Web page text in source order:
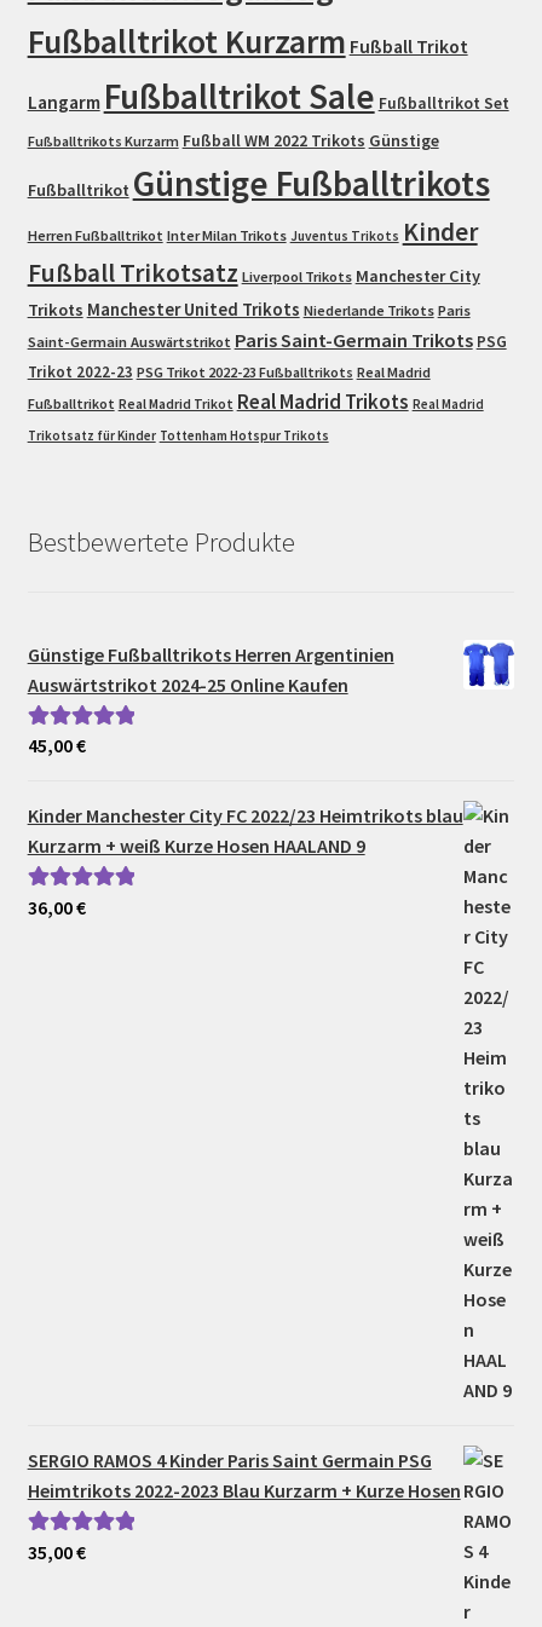
Fußballtrikot Kurzarm Fußball Trikot
Langarm Fußballtrikot Sale Fußballtrikot Set
Fußballtrikots Kurzarm Fußball WM 2022 Trikots Günstige
Fußballtrikot Günstige Fußballtrikots
Herren Fußballtrikot Inter Milan Trikots Juventus Trikots Kinder
Fußball Trikotsatz Liverpool Trikots Manchester City
Trikots Manchester United Trikots Niederlande Trikots Paris
Saint-Germain Auswärtstrikot Paris Saint-Germain Trikots PSG
Trikot 2022-23 PSG Trikot 2022-23 Fußballtrikots Real Madrid
Fußballtrikot Real Madrid Trikot Real Madrid Trikots Real Madrid
Trikotsatz für Kinder Tottenham Hotspur Trikots
Bestbewertete Produkte
Günstige Fußballtrikots Herren Argentinien
Auswärtstrikot 2024-25 Online Kaufen
Bewertet mit
45,00€
Kinder Manchester City FC 2022/23 Heimtrikots blau
Kurzarm + weiß Kurze Hosen HAALAND 9
Bewertet mit
36,00€
SERGIO RAMOS 4 Kinder Paris Saint Germain PSG
Heimtrikots 2022-2023 Blau Kurzarm + Kurze Hosen
Bewertet mit
35,00€